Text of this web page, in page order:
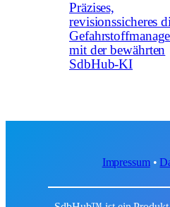
Präzises,
revisionssicheres
mit der bewährten
SdbHub-KI
Impressum•